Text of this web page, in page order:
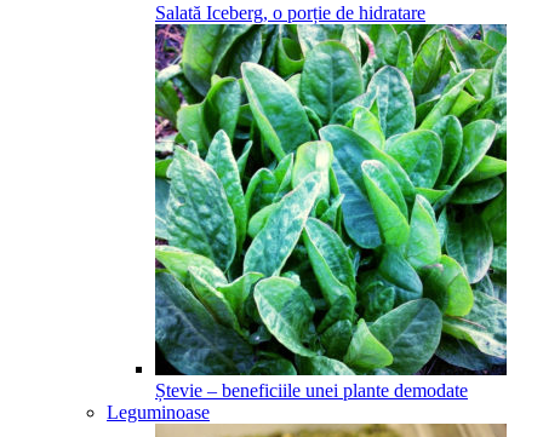
Salată Iceberg, o porție de hidratare
Ștevie – beneficiile unei plante demodate
Leguminoase